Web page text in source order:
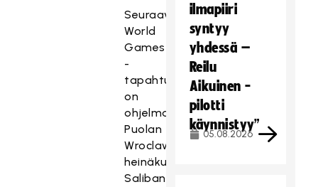
Seuraava
World
Games
-
tapahtuma
on
ohjelmassa
Puolan
Wroclawissa
heinäkuussa.
Salibandyssa
ilmapiiri
syntyy
yhdessä –
Reilu
Aikuinen -
pilotti
käynnistyy”
05.08.2026